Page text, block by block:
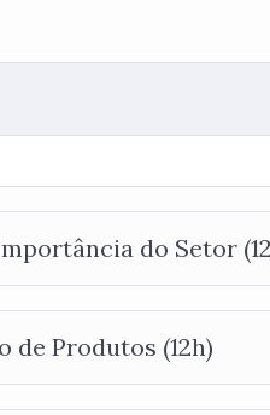
do Setor
de Produtos (12h)